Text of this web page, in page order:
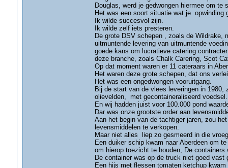
Douglas, werd je gedwongen hiermee om te
Het was een soort situatie wat je opwinding
Ik wilde succesvol zijn.
Ik wilde zelf iets presteren.
De grote DSV schepen , zoals de Wildrake,
uitmuntende levering van uitmuntende
goede kans om lucratieve catering
deze branche, zoals Chalk Carering, Scot
Op dat moment waren er 11 cateraars in
Het waren deze grote schepen, dat ons
Het was een ongedwongen vooruitgang.
Bij de start van de vlees leveringen in
olievelden, met gecontaineraliseerd voedsel.
En wij hadden juist voor 100.000 pond
Dar was onze grootste order aan
Aan het begin van de tachtiger jaren, zou
levensmiddelen te verkopen.
Maar niet alles liep zo gesmeerd in die
Een duiker schip kwam naar Aberdeen om
om hierop toezicht te houden, De
De container was op de truck niet goed vast
Een hijs met flessen tomaten ketchup